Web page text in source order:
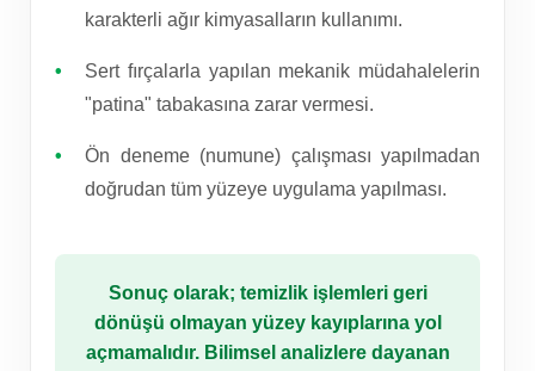
karakterli ağır kimyasalların kullanımı.
Sert fırçalarla yapılan mekanik müdahalelerin
"patina" tabakasına zarar vermesi.
Ön deneme (numune) çalışması yapılmadan
doğrudan tüm yüzeye uygulama yapılması.
Sonuç olarak; temizlik işlemleri geri
dönüşü olmayan yüzey kayıplarına yol
açmamalıdır. Bilimsel analizlere dayanan